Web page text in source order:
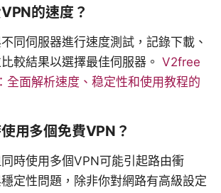
的速度？
同伺服器進行速度測試，記錄下載、
較結果以選擇最佳伺服器。 V2free
全面解析速度、稳定性和使用教程的
用多個免費VPN？
時使用多個VPN可能引起路由衝
定性問題，除非你對網路有高級設定